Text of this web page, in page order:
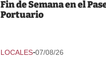
Fin de Semana en el
Portuario
LOCALES-07/08/26